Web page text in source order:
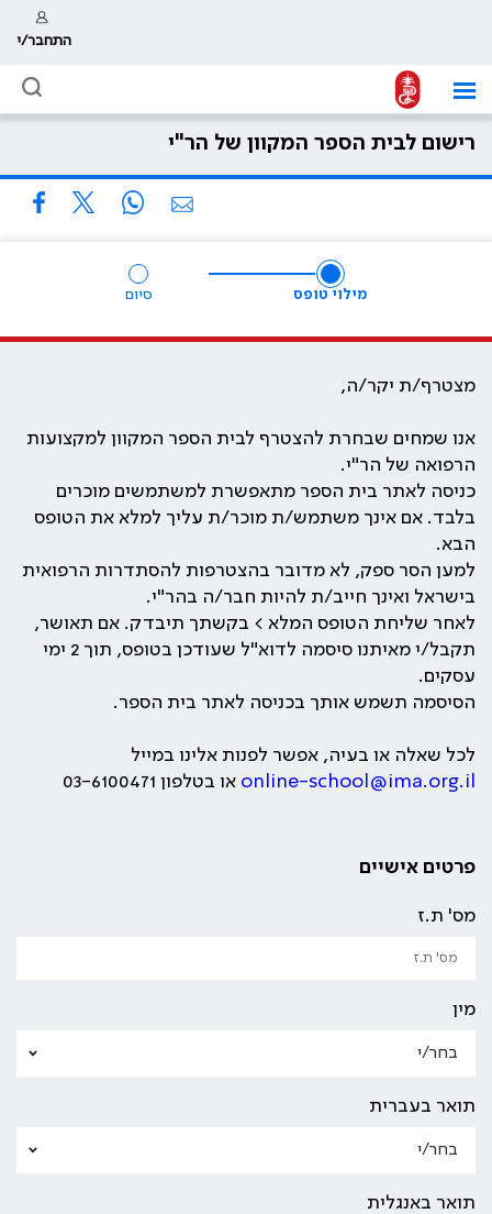
התחבר/י
רישום לבית הספר המקוון של הר"י
מילוי טופס סיום
מצטרף/ת יקר/ה,
אנו שמחים שבחרת להצטרף לבית הספר המקוון למקצועות
הרפואה של הר"י.
כניסה לאתר בית הספר מתאפשרת למשתמשים מוכרים
בלבד. אם אינך משתמש/ת מוכר/ת עליך למלא את הטופס
הבא.
למען הסר ספק, לא מדובר בהצטרפות להסתדרות הרפואית
בישראל ואינך חייב/ת להיות חבר/ה בהר"י.
לאחר שליחת הטופס המלא > בקשתך תיבדק. אם תאושר,
תקבל/י מאיתנו סיסמה לדוא"ל שעודכן בטופס, תוך 2 ימי
עסקים.
הסיסמה תשמש אותך בכניסה לאתר בית הספר.
לכל שאלה או בעיה, אפשר לפנות אלינו במייל
online-school@ima.org.il או בטלפון 03-6100471
פרטים אישיים
מס' ת.ז
מין
תואר בעברית
תואר באנגלית